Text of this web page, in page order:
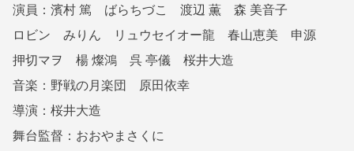
演員：濱村 篤 ばらちづこ 渡辺 薫 森 美音子
ロビン みりん リュウセイオー龍 春山恵美 申源
押切マヲ 楊 燦鴻 呉 亭儀 桜井大造
音楽：野戦の月楽団 原田依幸
導演：桜井大造
舞台監督：おおやまさくに